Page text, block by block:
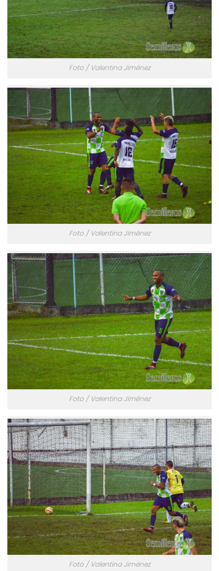
Foto / Valentina Jiménez
Foto / Valentina Jiménez
Foto / Valentina Jiménez
Foto / Valentina Jiménez